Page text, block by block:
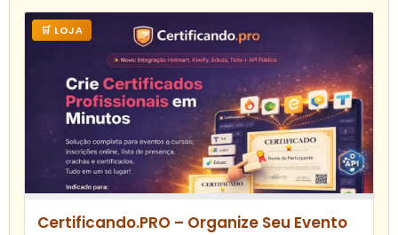
🛒 LOJA
Certificando.PRO – Organize Seu Evento